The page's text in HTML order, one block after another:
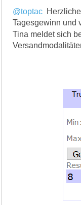
@toptac
Tagesgewinn und
Tina meldet sich